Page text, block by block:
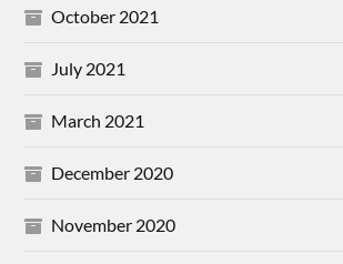
October 2021
July 2021
March 2021
December 2020
November 2020